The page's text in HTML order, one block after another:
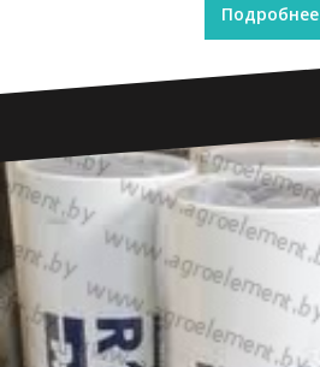
Подробнее